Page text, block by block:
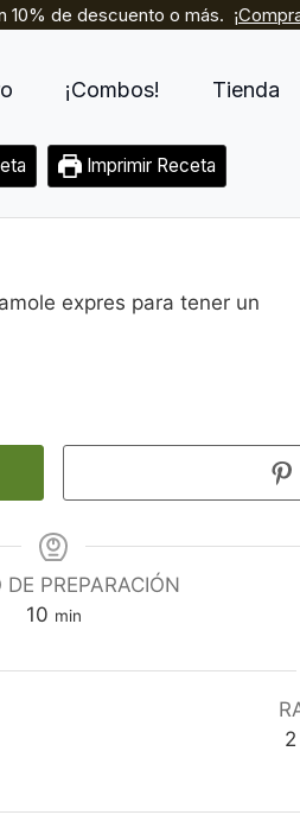
de descuento o más. ¡
¡Combos! Tienda
Imprimir Receta
expres para tener un
DE PREPARACIÓN
10minutos
min
2